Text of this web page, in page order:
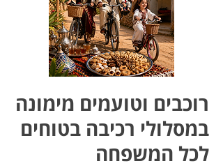
רוכבים וטועמים מימונה
במסלולי רכיבה בטוחים
לכל המשפחה